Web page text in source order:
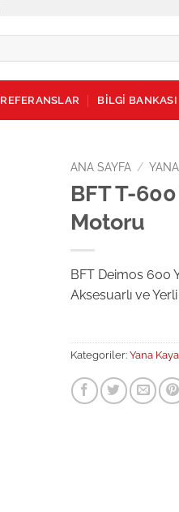
REFERANSLAR BİLGİ BANKASI
ANA SAYFA /
BFT T-
Motoru
BFT Deimos 600
Aksesuarlı ve
Kategoriler: Yana